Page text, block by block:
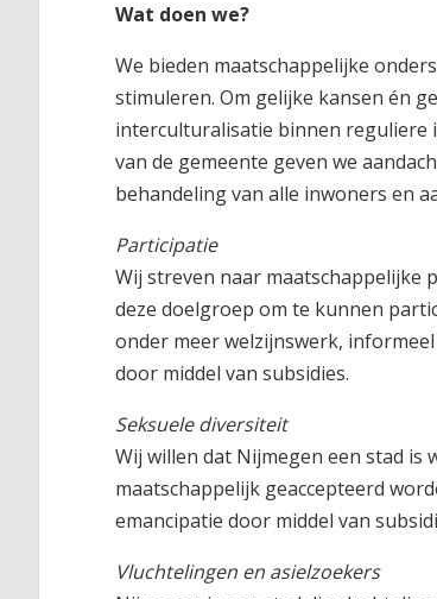
Wat doen we?
We bieden maatschappelijke
stimuleren. Om gelijke kansen én
interculturalisatie binnen reguliere
van de gemeente geven we
behandeling van alle inwoners en
Participatie
Wij streven naar maatschappelijke
deze doelgroep om te kunnen
onder meer welzijnswerk,
door middel van subsidies.
Seksuele diversiteit
Wij willen dat Nijmegen een stad is
maatschappelijk geaccepteerd
emancipatie door middel van
Vluchtelingen en asielzoekers